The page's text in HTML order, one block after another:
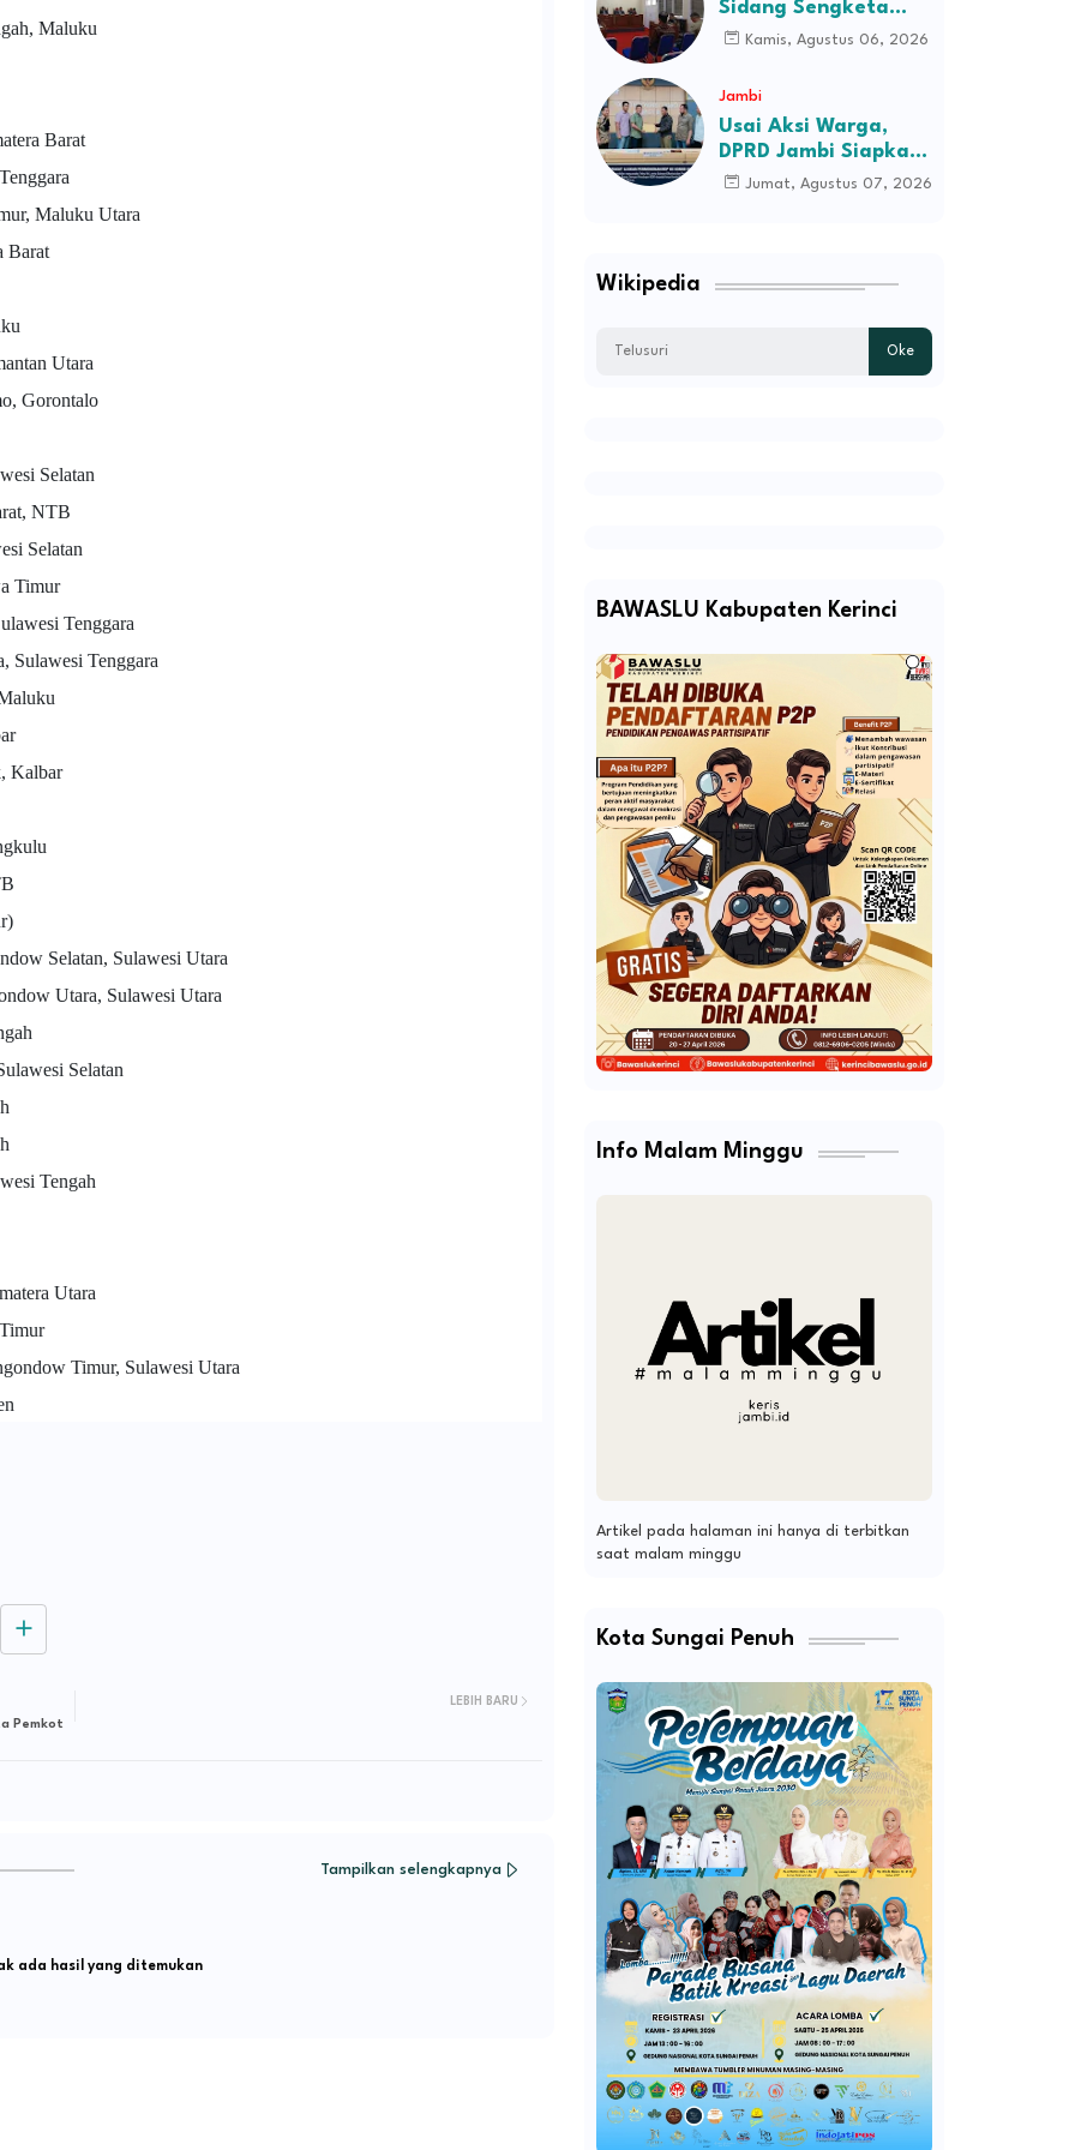
Maluku
Barat
Maluku Utara
Barat
Utara
Gorontalo
Selatan
NTB
Selatan
Timur
Tenggara
Sulawesi Tenggara
Kalbar
Selatan, Sulawesi Utara
Utara, Sulawesi Utara
Selatan
Tengah
Utara
Timur, Sulawesi Utara
LEBIH BARU
Pemkot
Tampilkan selengkapnya
ada hasil yang ditemukan
Komisioner
Sidang Sengketa
Informasi Dugaan
Kamis, Agustus 06, 2026
Jambi
Usai Aksi Warga,
DPRD Jambi Siapkan
RDP Jalan Simpang
Jumat, Agustus 07, 2026
Wikipedia
BAWASLU Kabupaten Kerinci
Info Malam Minggu
Artikel pada halaman ini hanya di terbitkan
saat malam minggu
Kota Sungai Penuh